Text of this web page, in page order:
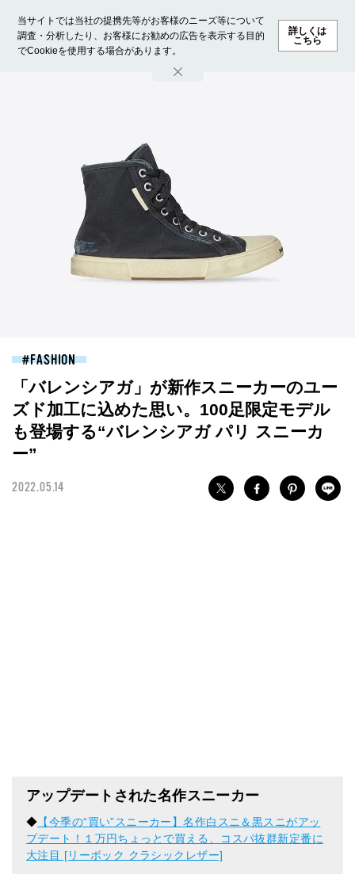
当サイトでは当社の提携先等がお客様のニーズ等について
調査・分析したり、お客様にお勧めの広告を表示する目的
でCookieを使用する場合があります。
詳しくは
こちら
ホーム モデル募集 ランキング ファッション ビューテ
FASHION
「バレンシアガ」が新作スニーカーのユー
ズド加工に込めた思い。100足限定モデル
も登場する“バレンシアガ パリ スニーカ
ー”
2022.05.14
アップデートされた名作スニーカー
◆ 【今季の“買い”スニーカー】名作白スニ＆黒スニがアッ
プデート！１万円ちょっとで買える、コスパ抜群新定番に
大注目 [リーボック クラシックレザー]